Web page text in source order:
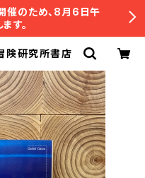
催のため、8月6日午
す。
険研究所書店